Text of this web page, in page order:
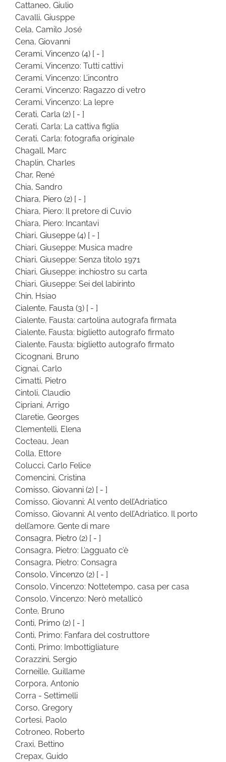
Cattaneo, Giulio
Cavalli, Giusppe
Cela, Camilo José
Cena, Giovanni
Cerami, Vincenzo (4) [ - ]
Cerami, Vincenzo: Tutti cattivi
Cerami, Vincenzo: L’incontro
Cerami, Vincenzo: Ragazzo di vetro
Cerami, Vincenzo: La lepre
Cerati, Carla (2) [ - ]
Cerati, Carla: La cattiva figlia
Cerati, Carla: fotografia originale
Chagall, Marc
Chaplin, Charles
Char, René
Chia, Sandro
Chiara, Piero (2) [ - ]
Chiara, Piero: Il pretore di Cuvio
Chiara, Piero: Incantavi
Chiari, Giuseppe (4) [ - ]
Chiari, Giuseppe: Musica madre
Chiari, Giuseppe: Senza titolo 1971
Chiari, Giuseppe: inchiostro su carta
Chiari, Giuseppe: Sei del labirinto
Chin, Hsiao
Cialente, Fausta (3) [ - ]
Cialente, Fausta: cartolina autografa firmata
Cialente, Fausta: biglietto autografo firmato
Cialente, Fausta: biglietto autografo firmato
Cicognani, Bruno
Cignai, Carlo
Cimatti, Pietro
Cintoli, Claudio
Cipriani, Arrigo
Claretie, Georges
Clementelli, Elena
Cocteau, Jean
Colla, Ettore
Colucci, Carlo Felice
Comencini, Cristina
Comisso, Giovanni (2) [ - ]
Comisso, Giovanni: Al vento dell’Adriatico
Comisso, Giovanni: Al vento dell’Adriatico. Il porto
dell’amore. Gente di mare
Consagra, Pietro (2) [ - ]
Consagra, Pietro: L’agguato c’è
Consagra, Pietro: Consagra
Consolo, Vincenzo (2) [ - ]
Consolo, Vincenzo: Nottetempo, casa per casa
Consolo, Vincenzo: Nerò metallicò
Conte, Bruno
Conti, Primo (2) [ - ]
Conti, Primo: Fanfara del costruttore
Conti, Primo: Imbottigliature
Corazzini, Sergio
Corneille, Guillame
Corpora, Antonio
Corra - Settimelli
Corso, Gregory
Cortesi, Paolo
Cotroneo, Roberto
Craxi, Bettino
Crepax, Guido